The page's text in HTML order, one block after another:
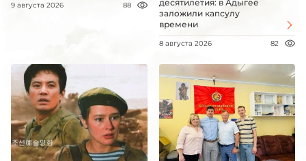
9 августа 2026 88
десятилетия: в Адыгее
заложили капсулу
времени
8 августа 2026 82